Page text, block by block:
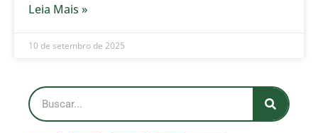
Leia Mais »
10 de setembro de 2025